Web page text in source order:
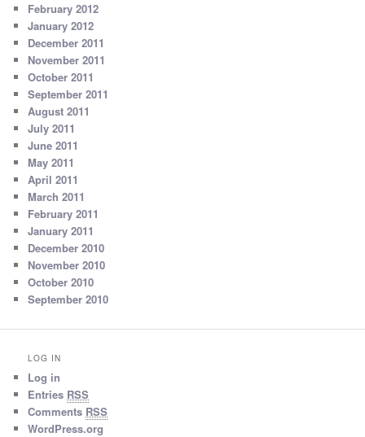
February 2012
January 2012
December 2011
November 2011
October 2011
September 2011
August 2011
July 2011
June 2011
May 2011
April 2011
March 2011
February 2011
January 2011
December 2010
November 2010
October 2010
September 2010
LOG IN
Log in
Entries RSS
Comments RSS
WordPress.org